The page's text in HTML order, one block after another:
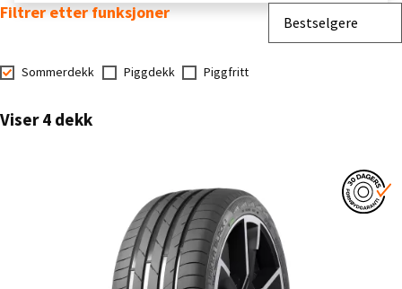
Sommerdekk Piggdekk Piggfritt
Bestselgere
Viser 4 dekk
Filtrer etter funksjoner